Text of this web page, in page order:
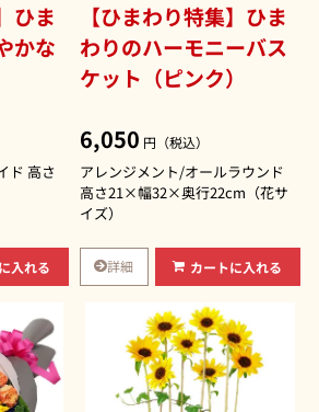
ひま
かな
ド 高さ
入れる
【ひまわり特集】ひま
わりのハーモニーバス
ケット（ピンク）
6,050 円（税込）
アレンジメント/オールラウンド
高さ21×幅32×奥行22cm（花サ
イズ）
詳細 カートに入れる